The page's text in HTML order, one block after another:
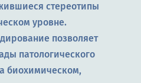
стереотипы
уровне.
позволяет
патологического
биохимическом,